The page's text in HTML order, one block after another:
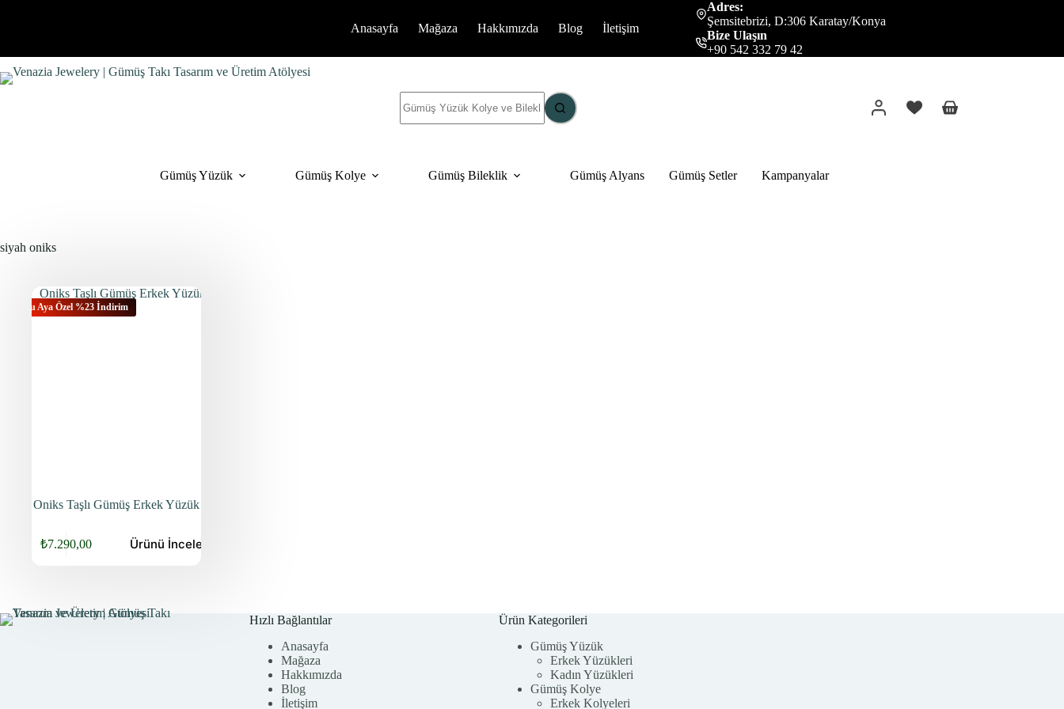
Anasayfa Mağaza Hakkımızda Blog İletişim
Adres:
Şemsitebrizi, D:306 Karatay/Konya
Bize Ulaşın
+90 542 332 79 42
yok
Alışveriş
Gümüş Yüzük Gümüş Kolye Gümüş Bileklik Gümüş Alyans Gümüş Setler Kampanyalar
siyah oniks
Bu Aya Özel %23 İndirim
Oniks Taşlı Gümüş Erkek Yüzük
Orijinal
₺7.290,00
Şu
Ürünü İncele
Hızlı Bağlantılar
Anasayfa
Mağaza
Hakkımızda
Blog
İletişim
Ürün Kategorileri
Gümüş Yüzük
Erkek Yüzükleri
Kadın Yüzükleri
Gümüş Kolye
Erkek Kolyeleri